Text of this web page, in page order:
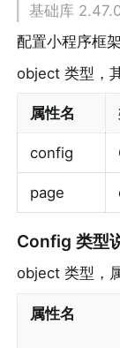
基础库
配置小程序框
object 类型，
属性名
config
page
Config 类型
object 类型，
属性名